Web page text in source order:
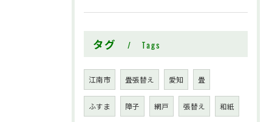
タグ Tags
江南市 畳張替え 愛知 畳
ふすま 障子 網戸 張替え 和紙